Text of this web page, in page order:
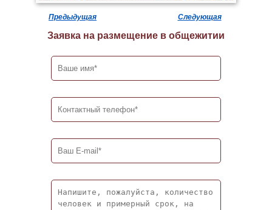
Предыдущая Следующая
Заявка на размещение в общежитии